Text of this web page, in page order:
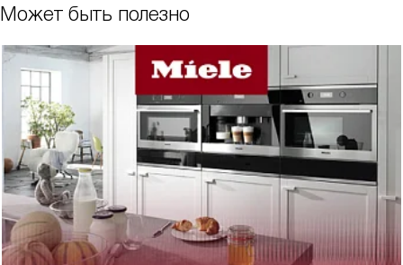
Может быть полезно